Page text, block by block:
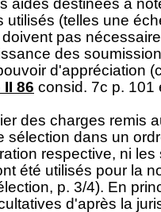
aides destinées à
utilisés (telles une
pas
des
d'appréciation
II 86 consid. 7c p. 101
des charges remis
sélection dans un
respective, ni
été utilisés pour la
p. 3/4). En
d'après la